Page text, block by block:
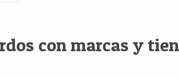
con marcas y